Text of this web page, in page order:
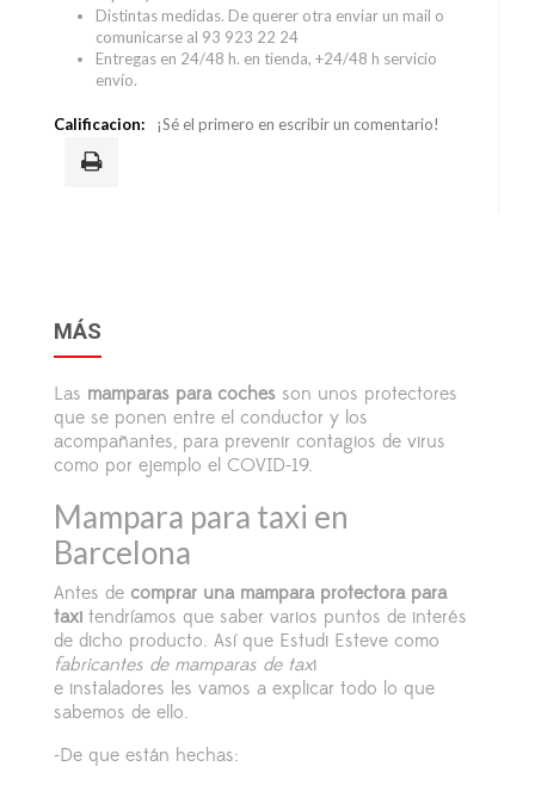
Distintas medidas. De querer otra enviar un mail o
comunicarse al 93 923 22 24
Entregas en 24/48 h. en tienda, +24/48 h servicio
envío.
Calificacion: ¡Sé el primero en escribir un comentario!
MÁS
Las mamparas para coches son unos protectores
que se ponen entre el conductor y los
acompañantes, para prevenir contagios de virus
como por ejemplo el COVID-19.
Mampara para taxi en
Barcelona
Antes de comprar una mampara protectora para
taxi tendríamos que saber varios puntos de interés
de dicho producto. Así que Estudi Esteve como
fabricantes de mamparas de taxi
e instaladores les vamos a explicar todo lo que
sabemos de ello.
-De que están hechas: